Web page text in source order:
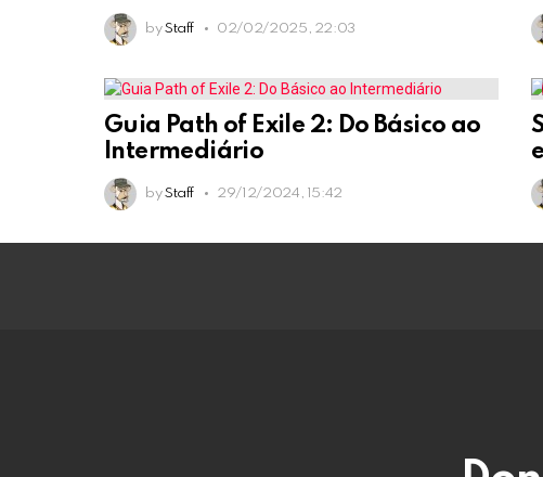
by Staff 02/02/2025, 22:03
Guia Path of Exile 2: Do Básico ao
Intermediário
by Staff 29/12/2024, 15:42